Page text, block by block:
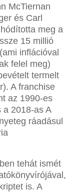
McTiernan
és Carl
meg a
15 millió
inflációval
felel meg)
termelt
A franchise
az 1990-es
a 2018-as A
ráadásul
tehát ismét
is. A